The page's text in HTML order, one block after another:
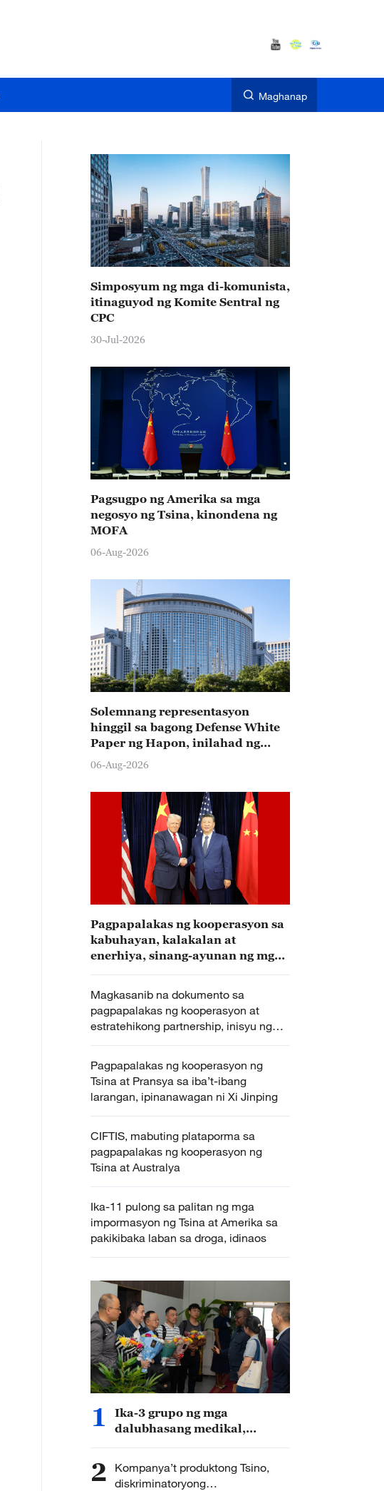
Maghanap
Simposyum ng mga di-komunista,
itinaguyod ng Komite Sentral ng
CPC
30-Jul-2026
Pagsugpo ng Amerika sa mga
negosyo ng Tsina, kinondena ng
MOFA
06-Aug-2026
Solemnang representasyon
hinggil sa bagong Defense White
Paper ng Hapon, inilahad ng
Tsina
06-Aug-2026
Pagpapalakas ng kooperasyon sa
kabuhayan, kalakalan at
enerhiya, sinang-ayunan ng mga
Magkasanib na dokumento sa
pagpapalakas ng kooperasyon at
estratehikong partnership, inisyu ng
Tsina at Switzerland
Pagpapalakas ng kooperasyon ng
Tsina at Pransya sa iba’t-ibang
larangan, ipinanawagan ni Xi Jinping
CIFTIS, mabuting plataporma sa
pagpapalakas ng kooperasyon ng
Tsina at Australya
Ika-11 pulong sa palitan ng mga
impormasyon ng Tsina at Amerika sa
pakikibaka laban sa droga, idinaos
1
Ika-3 grupo ng mga
dalubhasang medikal,
ng Ebola
2
Kompanya’t produktong Tsino,
diskriminatoryong